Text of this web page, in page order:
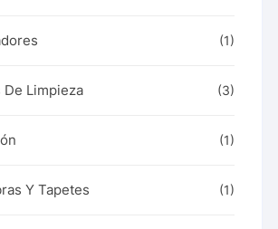
(1)
De Limpieza (3)
(1)
Y Tapetes (1)